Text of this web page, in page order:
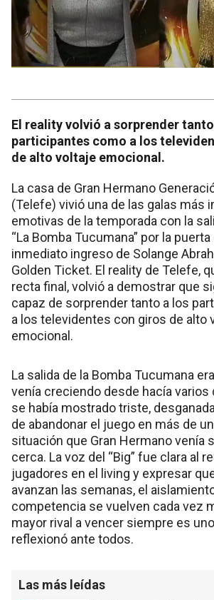
El reality volvió a sorprender
participantes como a los
de alto voltaje emocional.
La casa de Gran Hermano
(Telefe) vivió una de las galas más
emotivas de la temporada con la
“La Bomba Tucumana” por la puerta
inmediato ingreso de Solange
Golden Ticket. El reality de Telefe,
recta final, volvió a demostrar que
capaz de sorprender tanto a los
a los televidentes con giros de alto
emocional.
La salida de la Bomba Tucumana
venía creciendo desde hacía varios
se había mostrado triste,
de abandonar el juego en más de
situación que Gran Hermano venía
cerca. La voz del “Big” fue clara al
jugadores en el living y expresar
avanzan las semanas, el
competencia se vuelven cada vez
mayor rival a vencer siempre es
reflexionó ante todos.
Las más leídas